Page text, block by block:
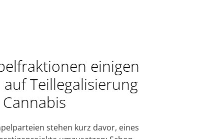
einigen
auf Teillegalisierung
stehen kurz davor, eines